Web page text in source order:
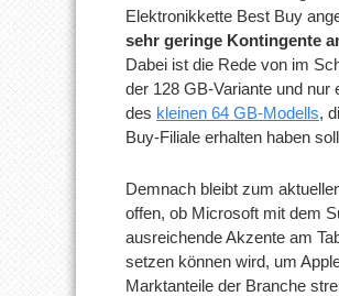
Elektronikkette Best Buy
sehr geringe Kontingente
Dabei ist die Rede von im
der 128 GB-Variante und nur
des kleinen 64 GB-Modells,
Buy-Filiale erhalten haben
Demnach bleibt zum
offen, ob Microsoft mit dem
ausreichende Akzente am
setzen können wird, um
Marktanteile der Branche